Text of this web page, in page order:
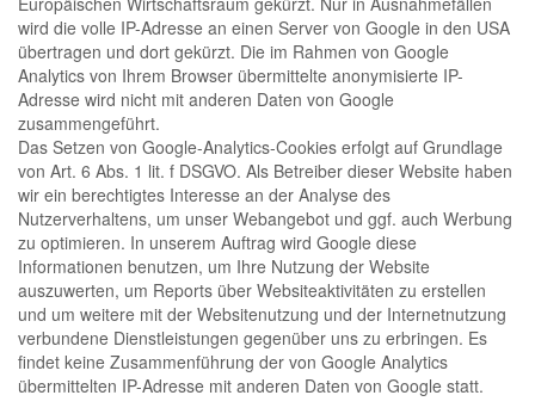
wird die volle IP-Adresse an einen Server von Google in den USA
übertragen und dort gekürzt. Die im Rahmen von Google
Analytics von Ihrem Browser übermittelte anonymisierte IP-
Adresse wird nicht mit anderen Daten von Google
zusammengeführt.
Das Setzen von Google-Analytics-Cookies erfolgt auf Grundlage
von Art. 6 Abs. 1 lit. f DSGVO. Als Betreiber dieser Website haben
wir ein berechtigtes Interesse an der Analyse des
Nutzerverhaltens, um unser Webangebot und ggf. auch Werbung
zu optimieren. In unserem Auftrag wird Google diese
Informationen benutzen, um Ihre Nutzung der Website
auszuwerten, um Reports über Websiteaktivitäten zu erstellen
und um weitere mit der Websitenutzung und der Internetnutzung
verbundene Dienstleistungen gegenüber uns zu erbringen. Es
findet keine Zusammenführung der von Google Analytics
übermittelten IP-Adresse mit anderen Daten von Google statt.